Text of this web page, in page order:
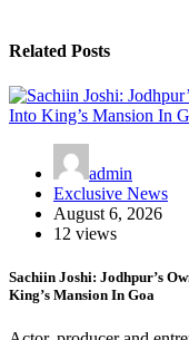
Related Posts
admin
Exclusive News
August 6, 2026
12 views
Sachiin Joshi: Jodhpur’s
King’s Mansion In Goa